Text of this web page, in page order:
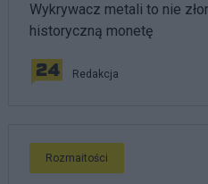
Wykrywacz metali to nie
historyczną monetę
Redakcja
Rozmaitości